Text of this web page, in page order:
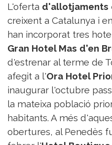
Nutrició
Sorteigs
L'oferta d'allotjaments
creixent a Catalunya i
han incorporat tres
Gran Hotel Mas d'en
d'estrenar al terme de
afegit a l'Ora Hotel
inaugurar l'octubre
la mateixa població
habitants. A més
obertures, al Penedès